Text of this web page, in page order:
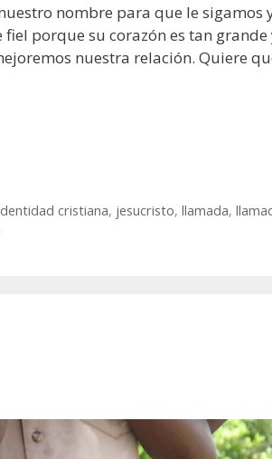
nombre para que le sigamos
porque su corazón es tan
nuestra relación. Quiere
cristiana, jesucristo, llamada,